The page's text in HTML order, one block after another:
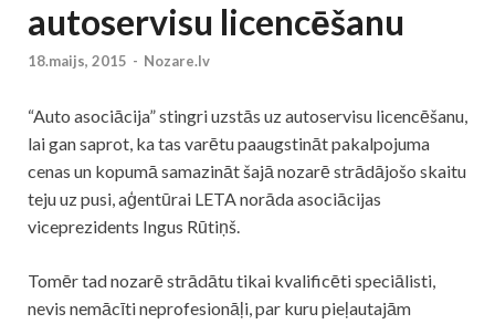
autoservisu licencēšanu
18.maijs, 2015 - Nozare.lv
“Auto asociācija” stingri uzstās uz autoservisu licencēšanu,
lai gan saprot, ka tas varētu paaugstināt pakalpojuma
cenas un kopumā samazināt šajā nozarē strādājošo skaitu
teju uz pusi, aģentūrai LETA norāda asociācijas
viceprezidents Ingus Rūtiņš.
Tomēr tad nozarē strādātu tikai kvalificēti speciālisti,
nevis nemācīti neprofesionāļi, par kuru pieļautajām